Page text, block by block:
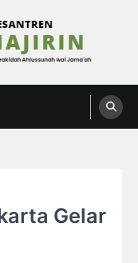
Ahlussunah wal Jamaah
Gelar